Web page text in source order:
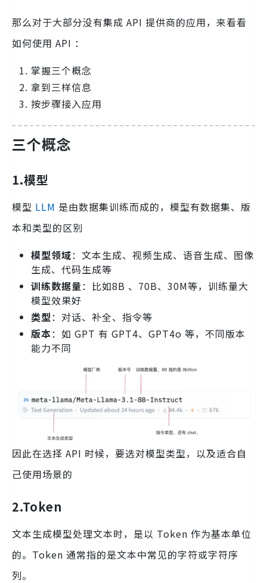
那么对于大部分没有集成 API 提供商的应用，来看看
如何使用 API ：
掌握三个概念
拿到三样信息
按步骤接入应用
三个概念
1.模型
模型 LLM 是由数据集训练而成的，模型有数据集、版
本和类型的区别
模型领域：文本生成、视频生成、语音生成、图像
生成、代码生成等
训练数据量：比如8B 、70B、30M等，训练量大
模型效果好
类型：对话、补全、指令等
版本：如 GPT 有 GPT4、GPT4o 等，不同版本
能力不同
因此在选择 API 时候，要选对模型类型，以及适合自
己使用场景的
2.Token
文本生成模型处理文本时，是以 Token 作为基本单位
的。Token 通常指的是文本中常见的字符或字符序
列。